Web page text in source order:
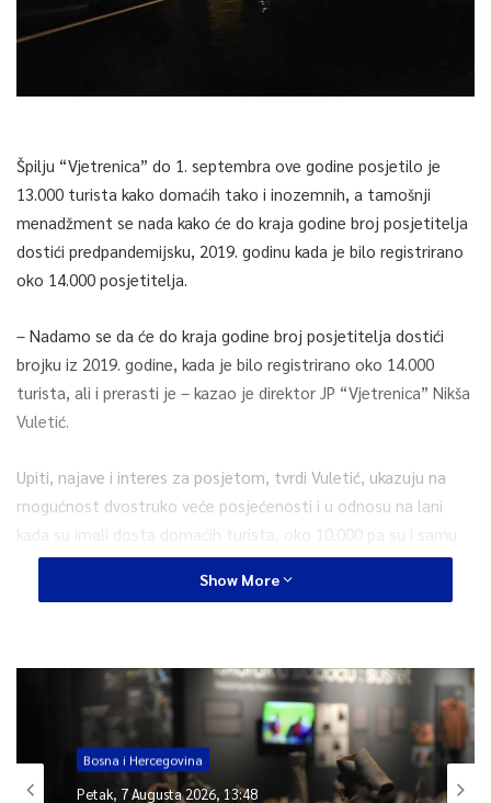
Špilju “Vjetrenica” do 1. septembra ove godine posjetilo je
13.000 turista kako domaćih tako i inozemnih, a tamošnji
menadžment se nada kako će do kraja godine broj posjetitelja
dostići predpandemijsku, 2019. godinu kada je bilo registrirano
oko 14.000 posjetitelja.
– Nadamo se da će do kraja godine broj posjetitelja dostići
brojku iz 2019. godine, kada je bilo registrirano oko 14.000
turista, ali i prerasti je – kazao je direktor JP “Vjetrenica” Nikša
Vuletić.
Upiti, najave i interes za posjetom, tvrdi Vuletić, ukazuju na
mogućnost dvostruko veće posjećenosti i u odnosu na lani
kada su imali dosta domaćih turista, oko 10.000 pa su i samu
promociju usmjerili na domaće tržište.
U ponudi prvi put i Veliko jezero
Vulitić ističe kako je ove godine za turističke posjete prvi put
otvoreno i Veliko jezero.
Show More
Bosna i Hercegovina
Petak, 7 Augusta 2026, 13:48